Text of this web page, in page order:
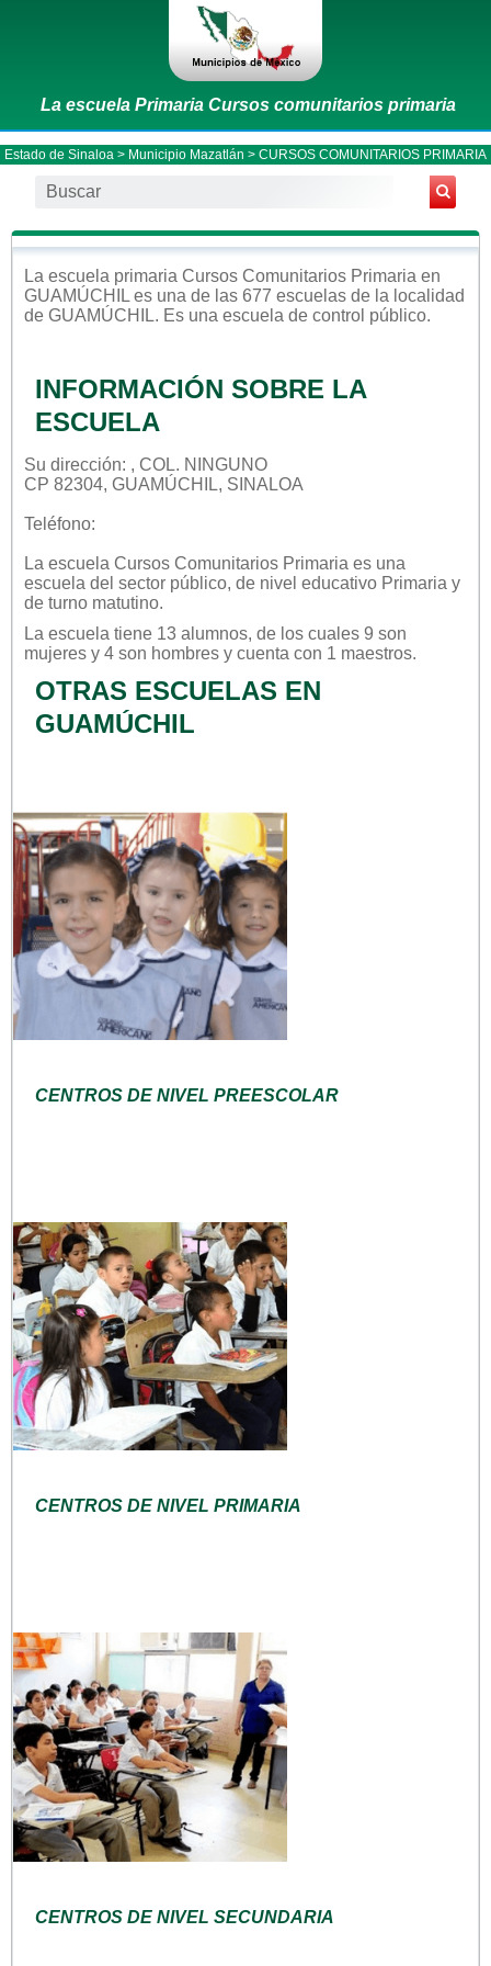
La escuela Primaria Cursos comunitarios primaria
Estado de Sinaloa > Municipio Mazatlán > CURSOS COMUNITARIOS PRIMARIA
La escuela primaria Cursos Comunitarios Primaria en
GUAMÚCHIL es una de las 677 escuelas de la localidad
de GUAMÚCHIL. Es una escuela de control público.
INFORMACIÓN SOBRE LA
ESCUELA
Su dirección: , COL. NINGUNO
CP 82304, GUAMÚCHIL, SINALOA
Teléfono:
La escuela Cursos Comunitarios Primaria es una
escuela del sector público, de nivel educativo Primaria y
de turno matutino.
La escuela tiene 13 alumnos, de los cuales 9 son
mujeres y 4 son hombres y cuenta con 1 maestros.
OTRAS ESCUELAS EN
GUAMÚCHIL
CENTROS DE NIVEL PREESCOLAR
CENTROS DE NIVEL PRIMARIA
CENTROS DE NIVEL SECUNDARIA